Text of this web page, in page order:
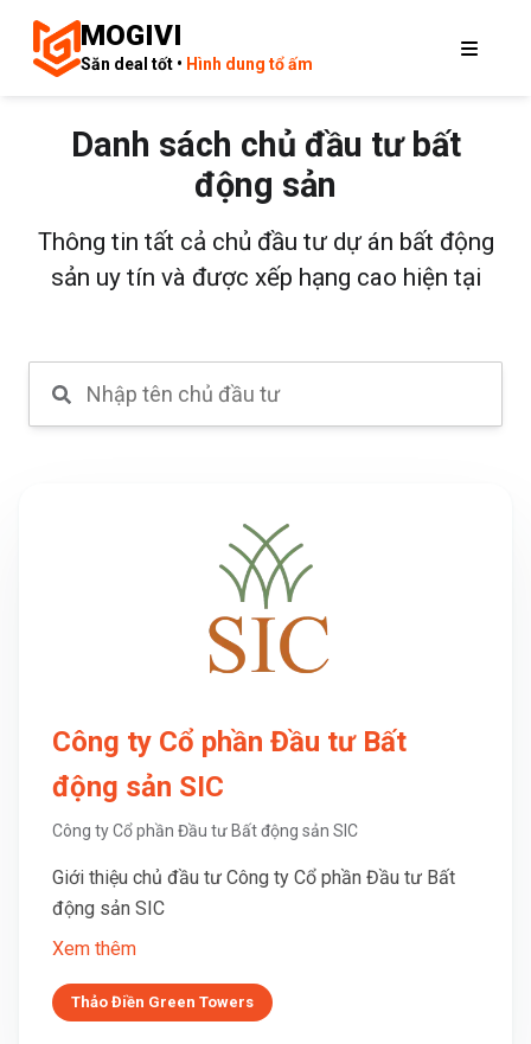
MOGIVI
Săn deal tốt • Hình dung tổ ấm
Danh sách chủ đầu tư bất
động sản
Thông tin tất cả chủ đầu tư dự án bất động
sản uy tín và được xếp hạng cao hiện tại
Công ty Cổ phần Đầu tư Bất
động sản SIC
Công ty Cổ phần Đầu tư Bất động sản SIC
Giới thiệu chủ đầu tư Công ty Cổ phần Đầu tư Bất
động sản SIC
Xem thêm
Thảo Điền Green Towers